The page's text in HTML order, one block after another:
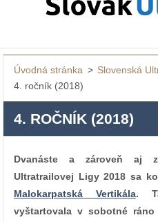
Úvodná stránka > Slovenská
4. ročník (2018)
4. ROČNÍK (2018)
Dvanáste a zároveň aj
Ultratrailovej Ligy 2018 sa
Malokarpatská Vertikála.
vyštartovala v sobotné